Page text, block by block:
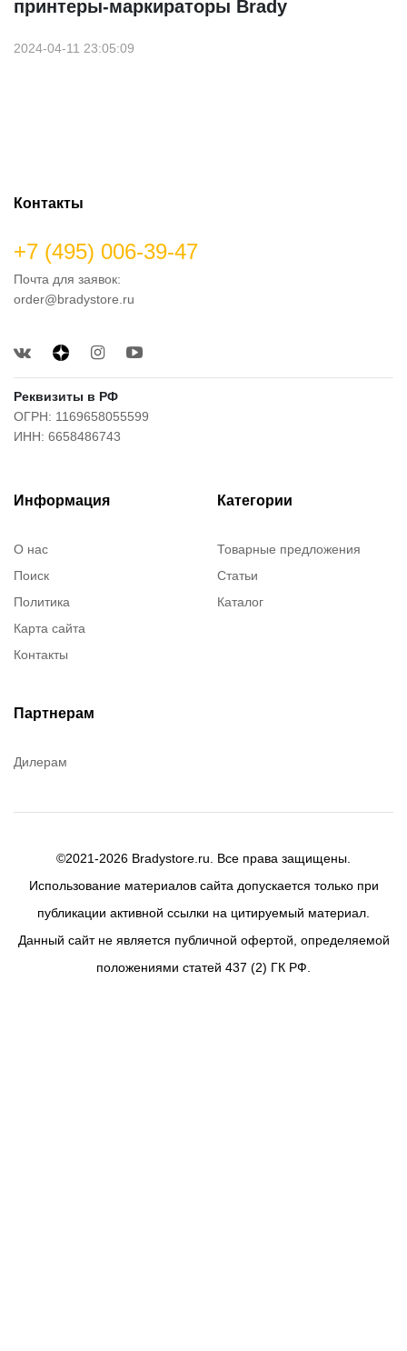
принтеры-маркираторы Brady
2024-04-11 23:05:09
Контакты
+7 (495) 006-39-47
Почта для заявок:
order@bradystore.ru
Реквизиты в РФ
ОГРН: 1169658055599
ИНН: 6658486743
Информация
О нас
Поиск
Политика
Карта сайта
Контакты
Категории
Товарные предложения
Статьи
Каталог
Партнерам
Дилерам
©2021-2026 Bradystore.ru. Все права защищены.
Использование материалов сайта допускается только при
публикации активной ссылки на цитируемый материал.
Данный сайт не является публичной офертой, определяемой
положениями статей 437 (2) ГК РФ.